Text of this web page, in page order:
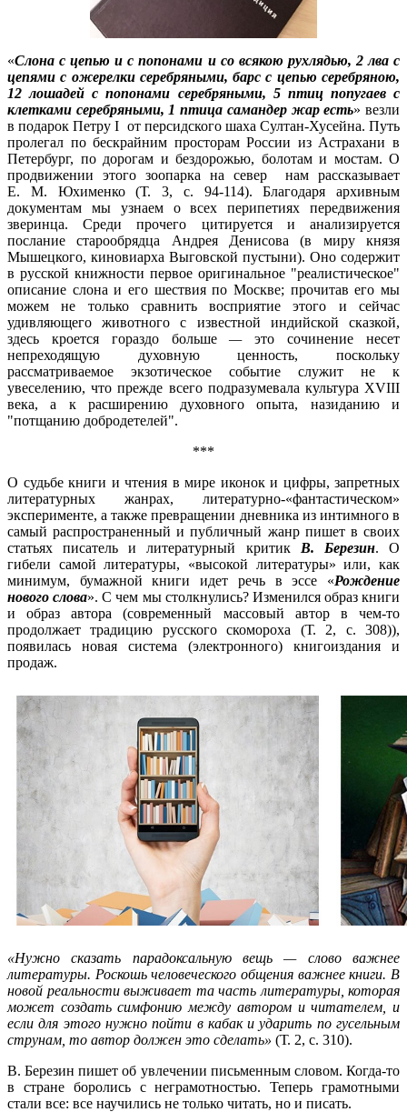
«Слона с цепью и с попонами и со всякою рухлядью, 2 лва с
цепями с ожерелки серебряными, барс с цепью серебряною,
12 лошадей с попонами серебряными, 5 птиц попугаев с
клетками серебряными, 1 птица самандер жар есть» везли
в подарок Петру I от персидского шаха Султан-Хусейна. Путь
пролегал по бескрайним просторам России из Астрахани в
Петербург, по дорогам и бездорожью, болотам и мостам. О
продвижении этого зоопарка на север нам рассказывает
Е. М. Юхименко (Т. 3, с. 94-114). Благодаря архивным
документам мы узнаем о всех перипетиях передвижения
зверинца. Среди прочего цитируется и анализируется
послание старообрядца Андрея Денисова (в миру князя
Мышецкого, киновиарха Выговской пустыни). Оно содержит
в русской книжности первое оригинальное "реалистическое"
описание слона и его шествия по Москве; прочитав его мы
можем не только сравнить восприятие этого и сейчас
удивляющего животного с известной индийской сказкой,
здесь кроется гораздо больше—это сочинение несет
непреходящую духовную ценность, поскольку
рассматриваемое экзотическое событие служит не к
увеселению, что прежде всего подразумевала культура XVIII
века, а к расширению духовного опыта, назиданию и
"потщанию добродетелей".
***
О судьбе книги и чтения в мире иконок и цифры, запретных
литературных жанрах, литературно-«фантастическом»
эксперименте, а также превращении дневника из интимного в
самый распространенный и публичный жанр пишет в своих
статьях писатель и литературный критик В. Березин. О
гибели самой литературы, «высокой литературы» или, как
минимум, бумажной книги идет речь в эссе «Рождение
нового слова». С чем мы столкнулись? Изменился образ книги
и образ автора (современный массовый автор в чем-то
продолжает традицию русского скомороха (Т. 2, с. 308)),
появилась новая система (электронного) книгоиздания и
продаж.
«Нужно сказать парадоксальную вещь — слово важнее
литературы. Роскошь человеческого общения важнее книги. В
новой реальности выживает та часть литературы, которая
может создать симфонию между автором и читателем, и
если для этого нужно пойти в кабак и ударить по гусельным
струнам, то автор должен это сделать» (Т. 2, с. 310).
В. Березин пишет об увлечении письменным словом. Когда-то
в стране боролись с неграмотностью. Теперь грамотными
стали все: все научились не только читать, но и писать.